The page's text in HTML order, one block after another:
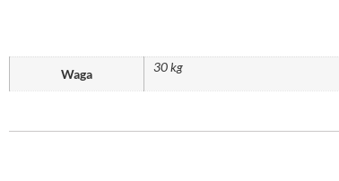
Waga 30 kg